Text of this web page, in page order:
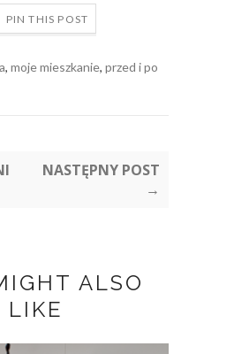
PIN THIS POST
, moje mieszkanie, przed i po
NASTĘPNY POST
→
ALSO
LIKE